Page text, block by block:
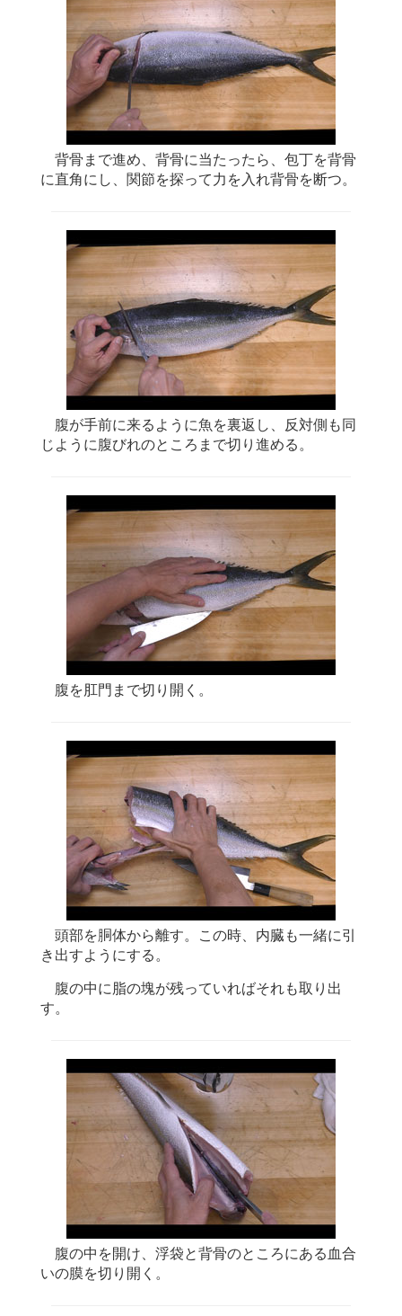
背骨まで進め、背骨に当たったら、包丁を背骨
に直角にし、関節を探って力を入れ背骨を断つ。
腹が手前に来るように魚を裏返し、反対側も同
じように腹びれのところまで切り進める。
腹を肛門まで切り開く。
頭部を胴体から離す。この時、内臓も一緒に引
き出すようにする。
腹の中に脂の塊が残っていればそれも取り出
す。
腹の中を開け、浮袋と背骨のところにある血合
いの膜を切り開く。